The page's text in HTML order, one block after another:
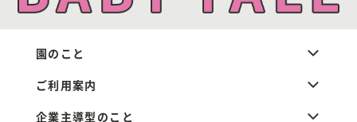
園のこと
ご利用案内
企業主導型のこと